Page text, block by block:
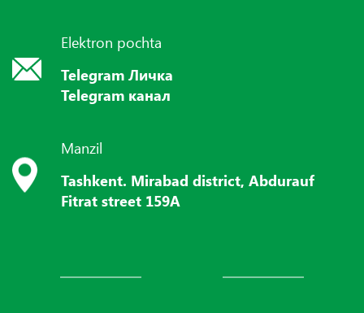
Elektron pochta
Telegram Личка
Telegram канал
Manzil
Tashkent. Mirabad district, Abdurauf
Fitrat street 159A